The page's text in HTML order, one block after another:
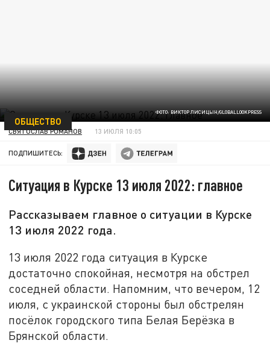
ФОТО: ВИКТОР ЛИСИЦЫН/GLOBALLOOKPRESS
ОБЩЕСТВО
СВЯТОСЛАВ РОМАНОВ 13 ИЮЛЯ 10:05
ПОДПИШИТЕСЬ:
Ситуация в Курске 13 июля 2022: главное
Рассказываем главное о ситуации в Курске
13 июля 2022 года.
13 июля 2022 года ситуация в Курске
достаточно спокойная, несмотря на обстрел
соседней области. Напомним, что вечером, 12
июля, с украинской стороны был обстрелян
посёлок городского типа Белая Берёзка в
Брянской области.